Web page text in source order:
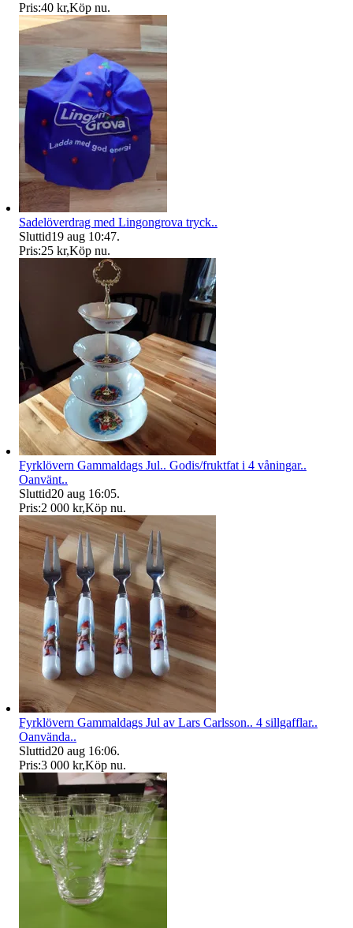
Pris:40 kr,Köp nu.
Sadelöverdrag med Lingongrova tryck..
Sluttid19 aug 10:47.
Pris:25 kr,Köp nu.
Fyrklövern Gammaldags Jul.. Godis/fruktfat i 4 våningar..
Oanvänt..
Sluttid20 aug 16:05.
Pris:2 000 kr,Köp nu.
Fyrklövern Gammaldags Jul av Lars Carlsson.. 4 sillgafflar..
Oanvända..
Sluttid20 aug 16:06.
Pris:3 000 kr,Köp nu.